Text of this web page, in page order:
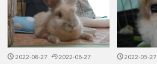
2022-08-27 2022-08-27 2022-05-27